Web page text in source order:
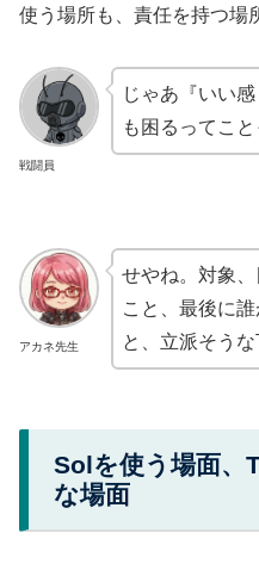
使う場所も、責任を持つ場
戦闘員
じゃあ『いい
も困るってこ
アカネ先生
せやね。対象
こと、最後に
と、立派そう
Solを使う場面、
な場面